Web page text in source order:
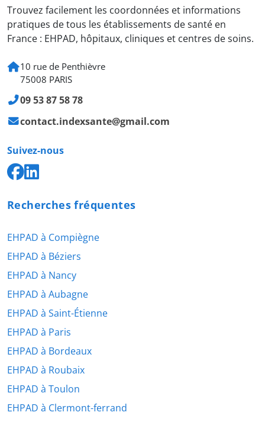
Trouvez facilement les coordonnées et informations
pratiques de tous les établissements de santé en
France : EHPAD, hôpitaux, cliniques et centres de soins.
10 rue de Penthièvre
75008 PARIS
09 53 87 58 78
contact.indexsante@gmail.com
Suivez-nous
Recherches fréquentes
EHPAD à Compiègne
EHPAD à Béziers
EHPAD à Nancy
EHPAD à Aubagne
EHPAD à Saint-Étienne
EHPAD à Paris
EHPAD à Bordeaux
EHPAD à Roubaix
EHPAD à Toulon
EHPAD à Clermont-ferrand